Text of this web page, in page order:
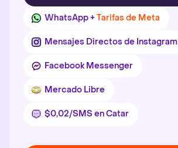
WhatsApp +Tarifas de Meta
Mensajes Directos de Instagram
Facebook Messenger
Mercado Libre
$0,02/SMS en Catar